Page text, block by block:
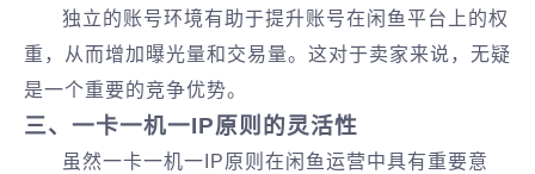
独立的账号环境有助于提升账号在闲鱼平台上的权
重，从而增加曝光量和交易量。这对于卖家来说，无疑
是一个重要的竞争优势。
‌三、一卡一机一IP原则的灵活性‌
虽然一卡一机一IP原则在闲鱼运营中具有重要意